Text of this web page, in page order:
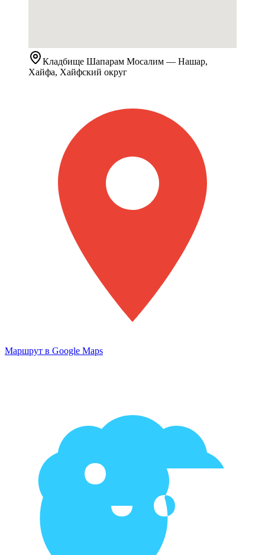
Кладбище Шапарам Мосалим — Нашар,
Хайфа, Хайфский округ
Маршрут в Google Maps